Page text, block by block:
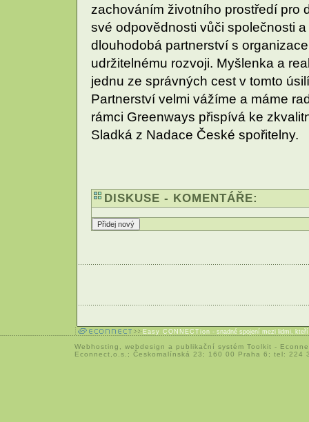
zachováním životního prostředí pro
své odpovědnosti vůči společnosti
dlouhodobá partnerství s
udržitelnému rozvoji. Myšlenka a
jednu ze správných cest v tomto
Partnerství velmi vážíme a máme
rámci Greenways přispívá ke
Sladká z Nadace České spořitelny.
DISKUSE - KOMENTÁŘE:
Easy CONNECTion - snadné spojení mezi lidmi,
Webhosting webdesign a publikační systém Toolkit -
Econnect,o.s.; Českomalínská 23; 160 00 Praha 6; tel: 224